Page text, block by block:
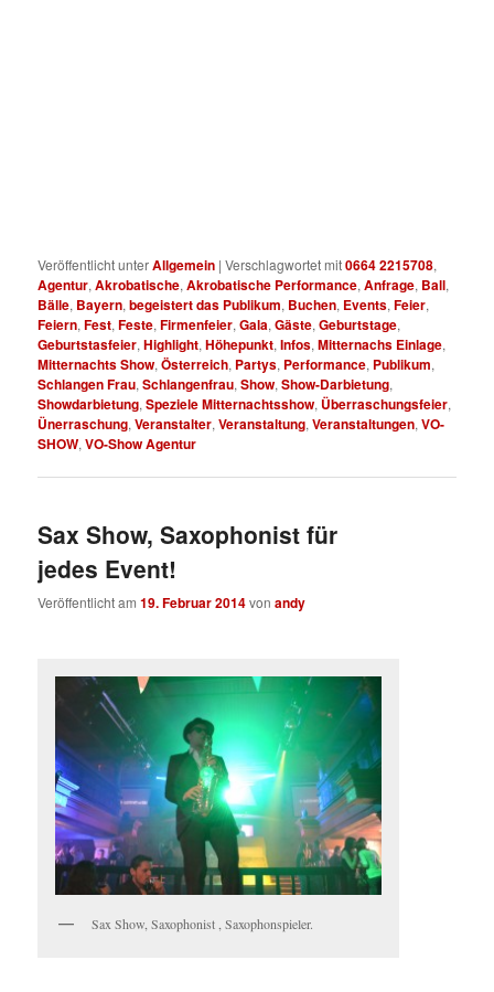
Veröffentlicht unterAllgemein |Verschlagwortet mit0664 2215708,
Agentur,Akrobatische,Akrobatische Performance,Anfrage, Ball,
Bälle, Bayern,begeistert das Publikum, Buchen, Events,Feier,
Feiern,Fest,Feste,Firmenfeier,Gala,Gäste,Geburtstage,
Geburtstasfeier,Highlight,Höhepunkt,Infos,Mitternachs Einlage,
Mitternachts Show,Österreich, Partys, Performance, Publikum,
Schlangen Frau,Schlangenfrau,Show,Show-Darbietung,
Showdarbietung,Speziele Mitternachtsshow, Überraschungsfeier,
Ünerraschung,Veranstalter,Veranstaltung,Veranstaltungen,VO-
SHOW,VO-Show Agentur
Sax Show, Saxophonist für
jedes Event!
Veröffentlicht am19. Februar 2014vonandy
Sax Show, Saxophonist , Saxophonspieler.